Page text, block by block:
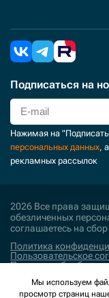
Подписаться на
Нажимая на
персональных данных,
рекламных рассылок
2026 Все права
обезличенных
соглашаетесь на
Политика
Пользовательское
Политика обработки
Поддержка и
Мы используем
просмотр страниц